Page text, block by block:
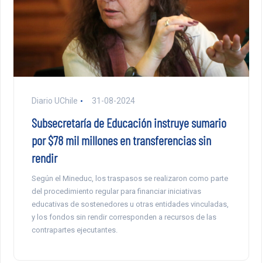
Diario UChile 31-08-2024
Subsecretaría de Educación instruye sumario
por $78 mil millones en transferencias sin
rendir
Según el Mineduc, los traspasos se realizaron como parte
del procedimiento regular para financiar iniciativas
educativas de sostenedores u otras entidades vinculadas,
y los fondos sin rendir corresponden a recursos de las
contrapartes ejecutantes.